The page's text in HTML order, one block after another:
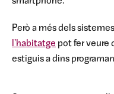
Però a més dels
l'habitatge pot fer veure
estiguis a dins